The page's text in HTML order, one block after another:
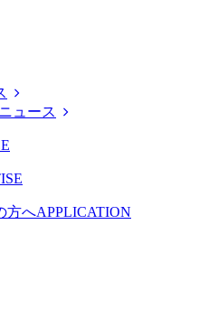
ュース
方へAPPLICATION